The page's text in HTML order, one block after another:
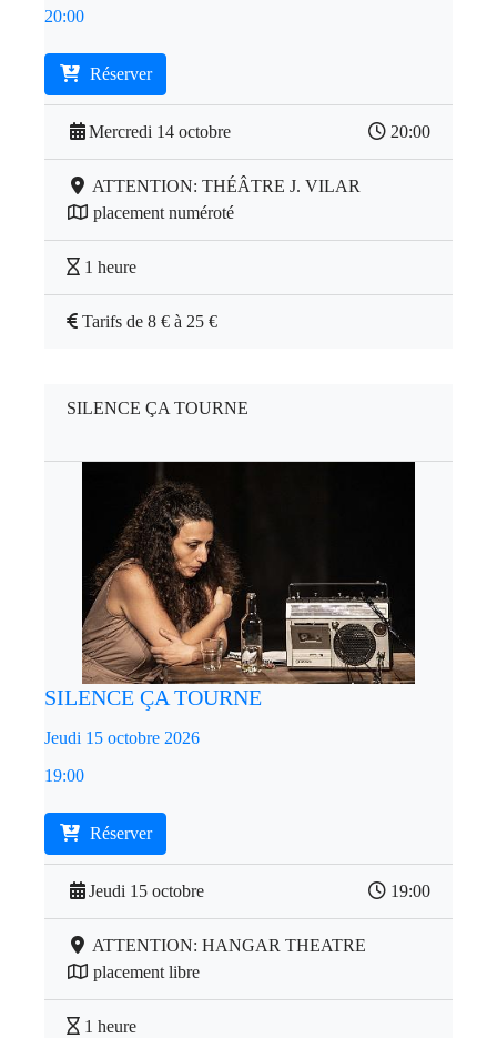
20:00
Réserver
Mercredi 14 octobre 20:00
ATTENTION: THÉÂTRE J. VILAR
placement numéroté
1 heure
Tarifs de 8 € à 25 €
SILENCE ÇA TOURNE
SILENCE ÇA TOURNE
Jeudi 15 octobre 2026
19:00
Réserver
Jeudi 15 octobre 19:00
ATTENTION: HANGAR THEATRE
placement libre
1 heure